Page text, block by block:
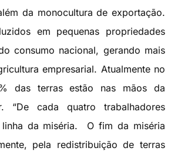
da monocultura de exportação.
em pequenas propriedades
consumo nacional, gerando mais
empresarial. Atualmente no
das terras estão nas mãos da
“De cada quatro trabalhadores
da miséria. O fim da miséria
pela redistribuição de terras